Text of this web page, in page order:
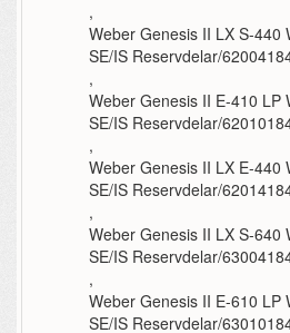
,
Weber Genesis II LX S-440
SE/IS Reservdelar/
,
Weber Genesis II E-410 LP
SE/IS Reservdelar/
,
Weber Genesis II LX E-440
SE/IS Reservdelar/
,
Weber Genesis II LX S-640
SE/IS Reservdelar/
,
Weber Genesis II E-610 LP
SE/IS Reservdelar/